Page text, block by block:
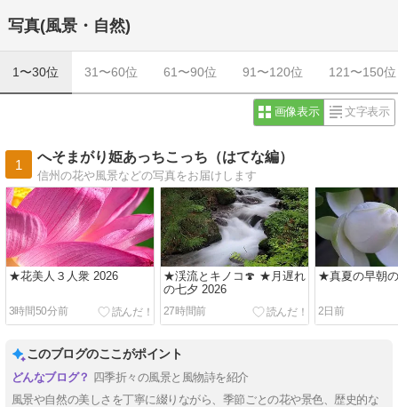
写真(風景・自然)
1〜30位 31〜60位 61〜90位 91〜120位 121〜150位
画像表示 文字表示
1
へそまがり姫あっちこっち（はてな編）
信州の花や風景などの写真をお届けします
★花美人３人衆 2026
3時間50分前
★渓流とキノコ🍄 ★月遅れ
の七夕 2026
27時間前
★真夏の早朝
2日前
このブログのここがポイント
四季折々の風景と風物詩を紹介
風景や自然の美しさを丁寧に綴りながら、季節ごとの花や景色、歴史的な